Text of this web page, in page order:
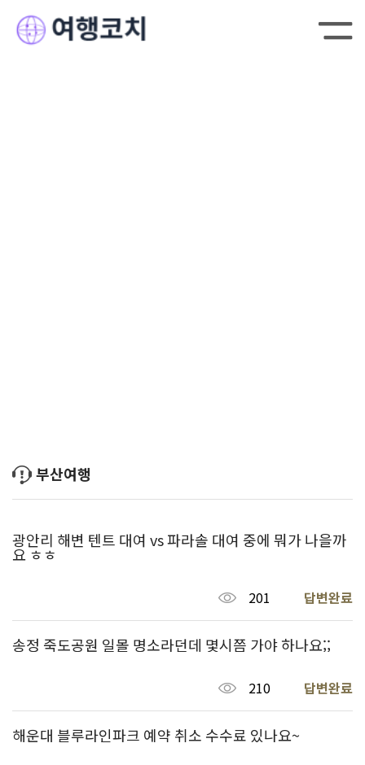
부산여행
광안리 해변 텐트 대여 vs 파라솔 대여 중에 뭐가 나을까
요 ㅎㅎ
201 답변완료
송정 죽도공원 일몰 명소라던데 몇시쯤 가야 하나요;;
210 답변완료
해운대 블루라인파크 예약 취소 수수료 있나요~